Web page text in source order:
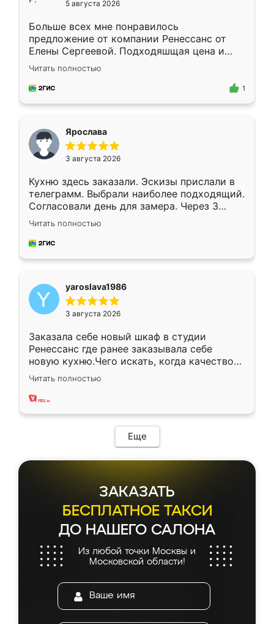
5 августа 2026
Больше всех мне понравилось
предложение от компании Ренессанс от
Елены Сергеевой. Подходяшщая цена и
короткие сроки изготовления. Приехавший
для замера сотрудник Владислав
предложил по моему эскизу самый
Читать полностью
1
Ярослава
3 августа 2026
Кухню здесь заказали. Эскизы прислали в
телеграмм. Выбрали наиболее подходящий.
Согласовали день для замера. Через 3
недели кухня была уже готова. Остались
довольны работой. Спасибо Ренессанс
мебель за качественную работу!
Читать полностью
yaroslava1986
3 августа 2026
Заказала себе новый шкаф в студии
Ренессанс где ранее заказывала себе
новую кухню.Чего искать, когда качеством
вполне довольна. Служит кухня уже почти
два года, нареканий нет.
Читать полностью
Еще
ЗАКАЗАТЬ
БЕСПЛАТНОЕ ТАКСИ
ДО НАШЕГО САЛОНА
Из любой точки Москвы и
Московской области!